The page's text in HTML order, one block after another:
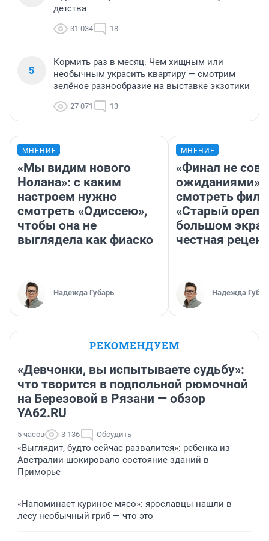
детства
31 034 18
5
Кормить раз в месяц. Чем хищным или
необычным украсить квартиру — смотрим
зелёное разнообразие на выставке экзотики
27 071 13
МНЕНИЕ
«Мы видим нового
Нолана»: с каким
настроем нужно
смотреть «Одиссею»,
чтобы она не
выглядела как фиаско
Надежда Губарь
МНЕНИЕ
«Финал не
ожиданиями»:
смотреть
«Старый орел»
большом
честная
Надежда
РЕКОМЕНДУЕМ
«Девчонки, вы испытываете судьбу»:
что творится в подпольной рюмочной
на Березовой в Рязани — обзор
YA62.RU
5 часов 3 136 Обсудить
«Выглядит, будто сейчас развалится»: ребенка из
Австралии шокировало состояние зданий в
Приморье
«Напоминает куриное мясо»: ярославцы нашли в
лесу необычный гриб — что это